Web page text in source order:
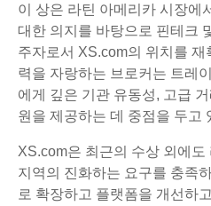
이 상은 라틴 아메리카 시장에
대한 의지를 바탕으로 핀테크
주자로서 XS.com의 위치를
력을 자랑하는 브로커는 트레
에게 깊은 기관 유동성, 고급
원을 제공하는 데 중점을 두고
XS.com은 최근의 수상 외에도
지역의 진화하는 요구를 충족
로 확장하고 플랫폼을 개선하